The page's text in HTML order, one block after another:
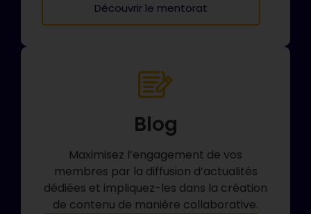
Découvrir le mentorat
Blog
Maximisez l’engagement de vos
membres par la diffusion d’actualités
dédiées et impliquez-les dans la création
de contenu de manière collaborative.